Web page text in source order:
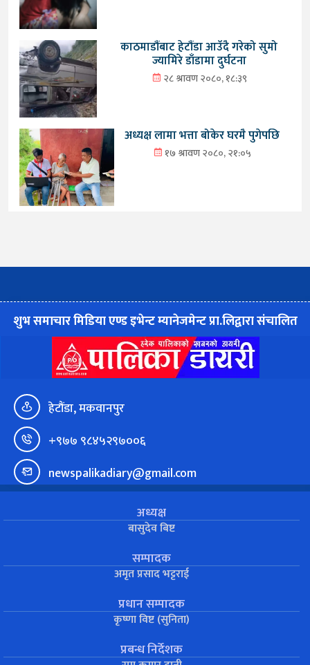
काठमाडौंबाट हेटौंडा आउँदै गरेको सुमो
ज्यामिरे डाँडामा दुर्घटना
२८ श्रावण २०८०, १८:३९
अध्यक्ष लामा भत्ता बोकेर घरमै पुगेपछि
१७ श्रावण २०८०, २१:०५
शुभ समाचार मिडिया एण्ड इभेन्ट म्यानेजमेन्ट प्रा.लिद्वारा संचालित
हेटौंडा, मकवानपुर
+९७७ ९८४५२९७००६
newspalikadiary@gmail.com
अध्यक्ष
बासुदेव बिष्ट
सम्पादक
अमृत प्रसाद भट्टराई
प्रधान सम्पादक
कृष्णा विष्ट (सुनिता)
प्रबन्ध निर्देशक